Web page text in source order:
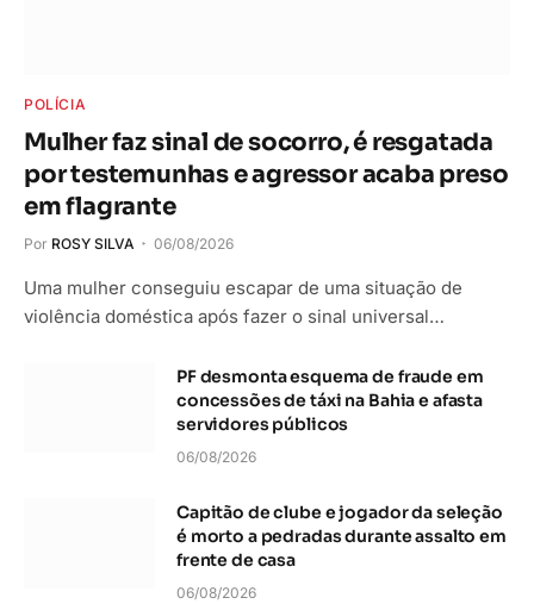
POLÍCIA
Mulher faz sinal de socorro, é resgatada
por testemunhas e agressor acaba preso
em flagrante
Por ROSY SILVA 06/08/2026
Uma mulher conseguiu escapar de uma situação de
violência doméstica após fazer o sinal universal…
PF desmonta esquema de fraude em
concessões de táxi na Bahia e afasta
servidores públicos
06/08/2026
Capitão de clube e jogador da seleção
é morto a pedradas durante assalto em
frente de casa
06/08/2026